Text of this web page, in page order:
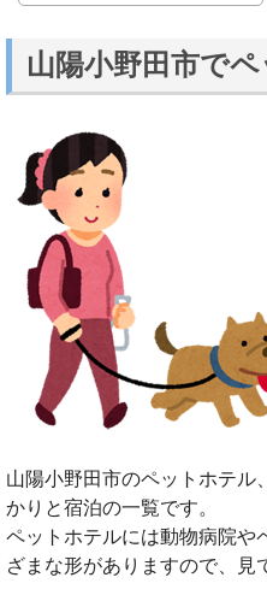
山陽小野田市で
山陽小野田市のペットホテル
かりと宿泊の一覧です。
ペットホテルには動物病院や
ざまな形がありますので、見